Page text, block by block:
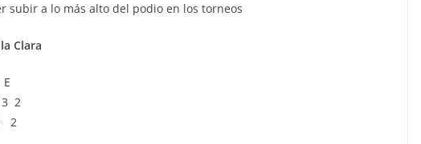
subir a lo más alto del podio en los torneos
Clara
2
2